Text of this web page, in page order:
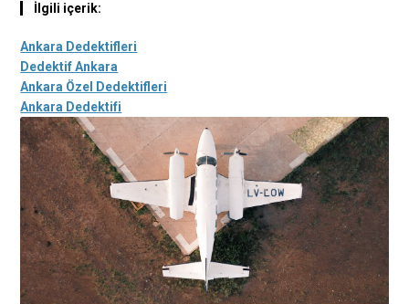
İlgili içerik:
Ankara Dedektifleri
Dedektif Ankara
Ankara Özel Dedektifleri
Ankara Dedektifi